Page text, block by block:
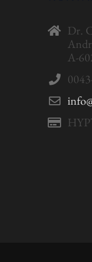
Dr.
A-